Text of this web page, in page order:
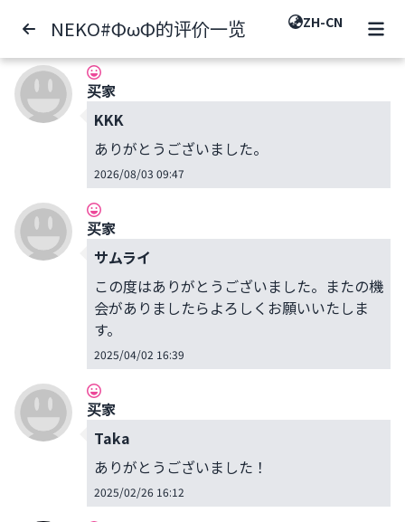
NEKO#ΦωΦ的评价一览 ZH-CN
买家
KKK
ありがとうございました。
2026/08/03 09:47
买家
サムライ
この度はありがとうございました。またの機
会がありましたらよろしくお願いいたしま
す。
2025/04/02 16:39
买家
Taka
ありがとうございました！
2025/02/26 16:12